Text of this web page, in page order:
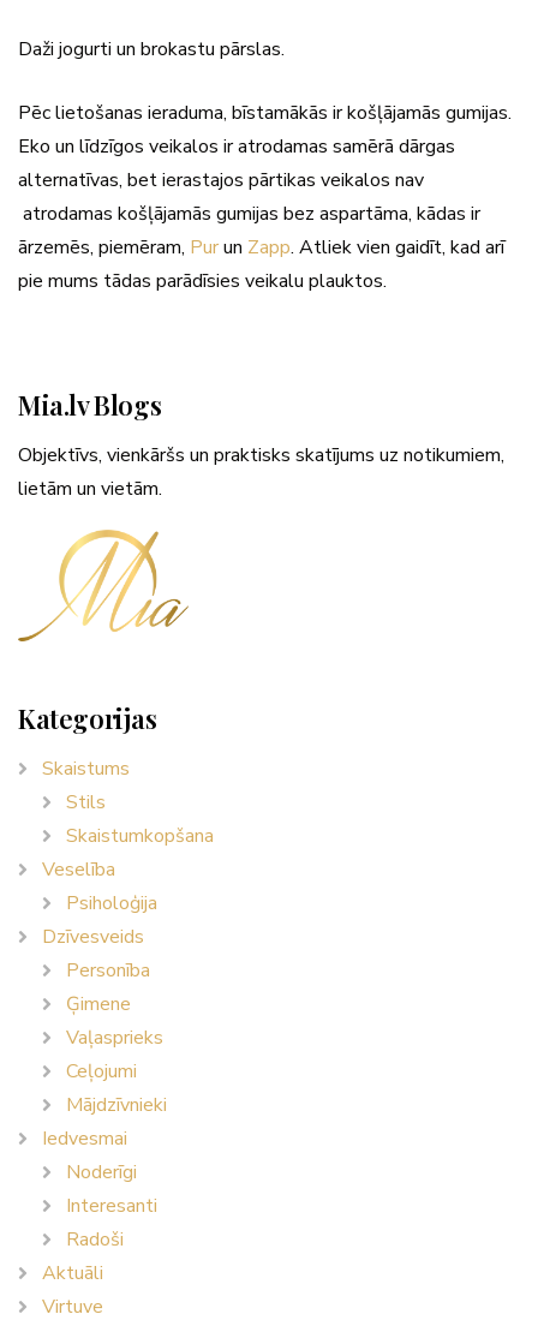
Daži jogurti un brokastu pārslas.
Pēc lietošanas ieraduma, bīstamākās ir košļājamās gumijas.
Eko un līdzīgos veikalos ir atrodamas samērā dārgas
alternatīvas, bet ierastajos pārtikas veikalos nav
atrodamas košļājamās gumijas bez aspartāma, kādas ir
ārzemēs, piemēram, Purun Zapp. Atliek vien gaidīt, kad arī
pie mums tādas parādīsies veikalu plauktos.
Mia.lv Blogs
Objektīvs, vienkāršs un praktisks skatījums uz notikumiem,
lietām un vietām.
Kategorijas
Skaistums
Stils
Skaistumkopšana
Veselība
Psiholoģija
Dzīvesveids
Personība
Ģimene
Vaļasprieks
Ceļojumi
Mājdzīvnieki
Iedvesmai
Noderīgi
Interesanti
Radoši
Aktuāli
Virtuve